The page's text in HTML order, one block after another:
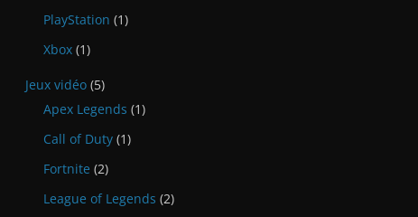
PlayStation (1)
Xbox (1)
Jeux vidéo (5)
Apex Legends (1)
Call of Duty (1)
Fortnite (2)
League of Legends (2)